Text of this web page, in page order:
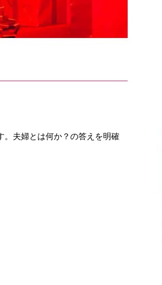
。夫婦とは何か？の答えを明確